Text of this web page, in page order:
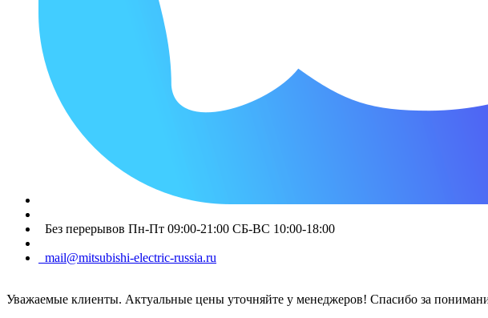
Без перерывов Пн-Пт 09:00-21:00 СБ-ВС 10:00-18:00
mail@mitsubishi-electric-russia.ru
Уважаемые клиенты. Актуальные цены уточняйте у менеджеров! Спасибо за